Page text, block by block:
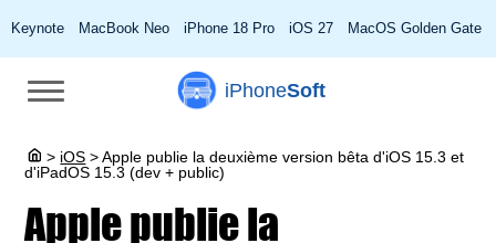
Keynote MacBook Neo iPhone 18 Pro iOS 27 MacOS Golden Gate
iPhoneSoft
> iOS >Apple publie la deuxième version bêta d'iOS 15.3 et
d'iPadOS 15.3 (dev + public)
Apple publie la